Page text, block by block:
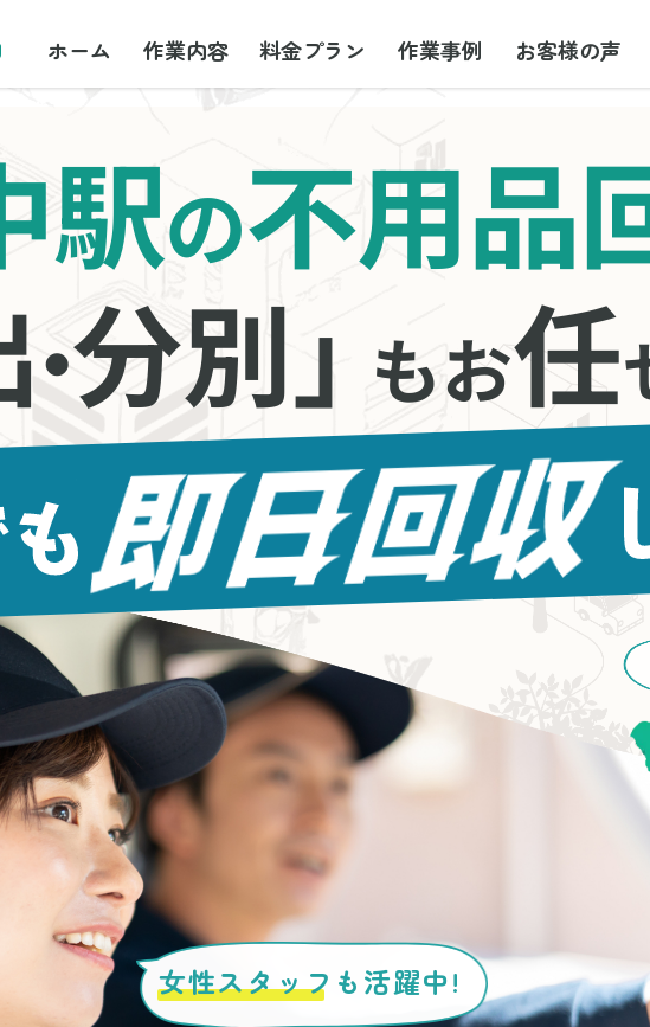
ホーム 作業内容 料金プラン 作業事例 お客様の声
駅の不用品
・分別」もお任
女性スタッフ も活躍中!